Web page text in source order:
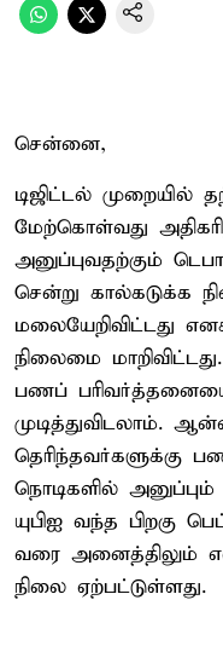
சென்னை,
டிஜிட்டல் முறையில்
மேற்கொள்வது
அனுப்புவதற்கும்
சென்று கால்கடுக்க
மலையேறிவிட்டது
நிலைமை
பணப்
முடித்துவிடலாம்.
தெரிந்தவர்களுக்கு
நொடிகளில் அனுப்பும்
யுபிஐ வந்த பிறகு
வரை அனைத்திலும்
நிலை ஏற்பட்டுள்ளது.